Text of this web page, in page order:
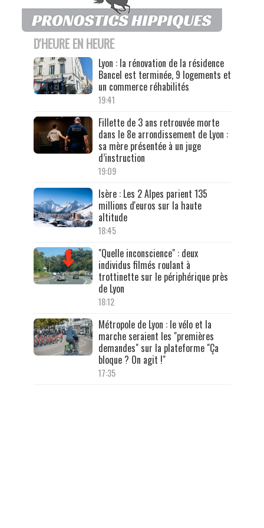
D'HEURE EN HEURE
Lyon : la rénovation de la résidence
Bancel est terminée, 9 logements et
un commerce réhabilités
19:41
Fillette de 3 ans retrouvée morte
dans le 8e arrondissement de Lyon :
sa mère présentée à un juge
d’instruction
19:09
Isère : Les 2 Alpes parient 135
millions d'euros sur la haute
altitude
18:45
"Quelle inconscience" : deux
individus filmés roulant à
trottinette sur le périphérique près
de Lyon
18:12
Métropole de Lyon : le vélo et la
marche seraient les "premières
demandes" sur la plateforme "Ça
bloque ? On agit !"
17:35